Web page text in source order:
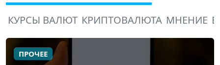
КУРСЫ ВАЛЮТ КРИПТОВАЛЮТА МНЕНИЕ
ПРОЧЕЕ